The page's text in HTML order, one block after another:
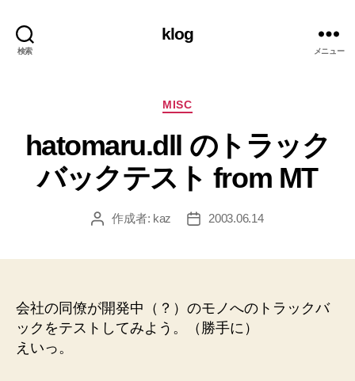
検索
klog
メニュー
カ
ゴ
リ
MISC
hatomaru.dll のトラック
バックテスト from MT
投
作成者: kaz
投
2003.06.14
会社の同僚が開発中（？）のモノへのトラックバ
ックをテストしてみよう。（勝手に）
えいっ。